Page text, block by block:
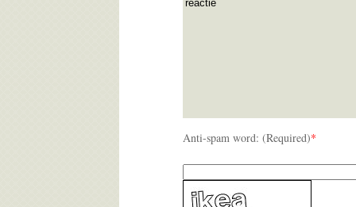
Anti-spam word: (Required)*